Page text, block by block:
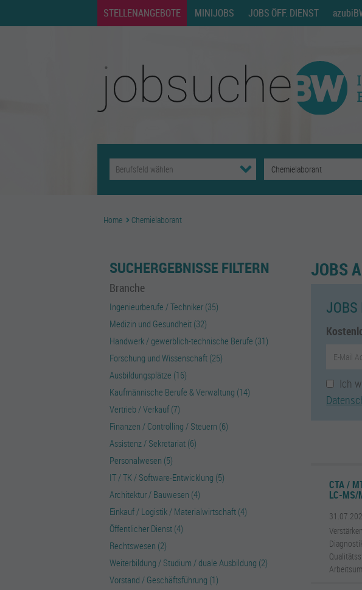
STELLENANGEBOTE MINIJOBS JOBS ÖFF. DIENST
Home Chemielaborant
SUCHERGEBNISSE FILTERN
Branche
Ingenieurberufe / Techniker (35)
Medizin und Gesundheit (32)
Handwerk / gewerblich-technische Berufe (31)
Forschung und Wissenschaft (25)
Ausbildungsplätze (16)
Kaufmännische Berufe & Verwaltung (14)
Vertrieb / Verkauf (7)
Finanzen / Controlling / Steuern (6)
Assistenz / Sekretariat (6)
Personalwesen (5)
IT / TK / Software-Entwicklung (5)
Architektur / Bauwesen (4)
Einkauf / Logistik / Materialwirtschaft (4)
Öffentlicher Dienst (4)
Rechtswesen (2)
Weiterbildung / Studium / duale Ausbildung (2)
Vorstand / Geschäftsführung (1)
JOBS
JOBS
Ich
CTA /
LC-MS/